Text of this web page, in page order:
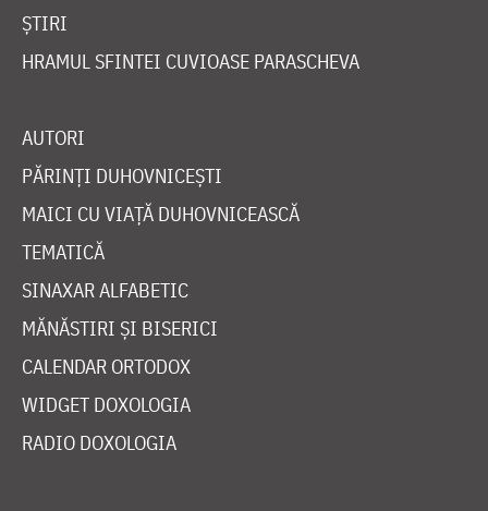
ȘTIRI
HRAMUL SFINTEI CUVIOASE PARASCHEVA
AUTORI
PĂRINȚI DUHOVNICEȘTI
MAICI CU VIAȚĂ DUHOVNICEASCĂ
TEMATICĂ
SINAXAR ALFABETIC
MĂNĂSTIRI ȘI BISERICI
CALENDAR ORTODOX
WIDGET DOXOLOGIA
RADIO DOXOLOGIA